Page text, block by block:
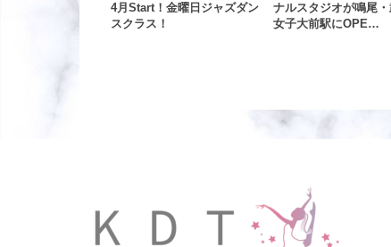
4月Start！金曜日ジャズダン
スクラス！
ナルスタジオが鳴尾・
女子大前駅にOPE…